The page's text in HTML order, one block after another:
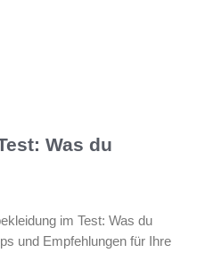
Was du
im Test: Was du
und Empfehlungen für Ihre